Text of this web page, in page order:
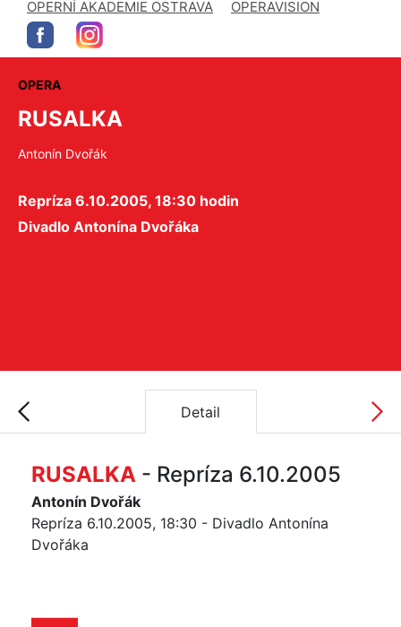
OPERNÍ AKADEMIE OSTRAVA
OPERAVISION
OPERA
RUSALKA
Antonín Dvořák
Repríza 6.10.2005, 18:30 hodin
Divadlo Antonína Dvořáka
Detail
RUSALKA - Repríza 6.10.2005
Antonín Dvořák
Repríza 6.10.2005, 18:30 - Divadlo Antonína
Dvořáka